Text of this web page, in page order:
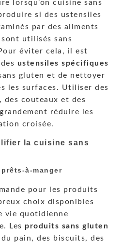
lorsqu’on cuisine sans
si des ustensiles
par des aliments
utilisés sans
éviter cela, il est
ustensiles spécifiques
gluten et de nettoyer
les surfaces. Utiliser des
des couteaux et des
réduire les
croisée.
la cuisine sans
à-manger
pour les produits
choix disponibles
vie quotidienne
Les produits sans gluten
pain, des biscuits, des